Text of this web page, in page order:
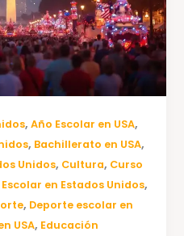
,Año Escolar en USA,
, Bachillerato en USA,
Unidos, Cultura, Curso
en Estados Unidos,
, Deporte escolar en
USA, Educación